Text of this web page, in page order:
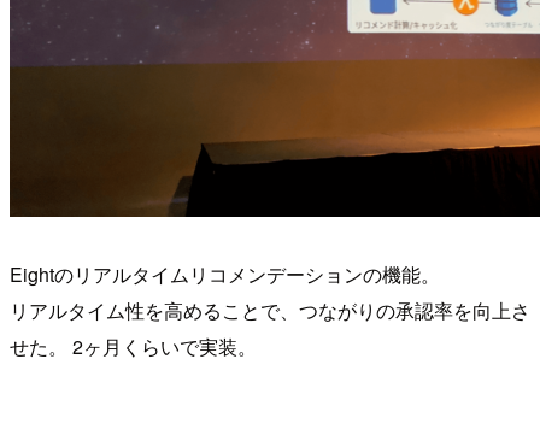
Eightのリアルタイムリコメンデーションの機能。
リアルタイム性を高めることで、つながりの承認率を向上さ
せた。 2ヶ月くらいで実装。